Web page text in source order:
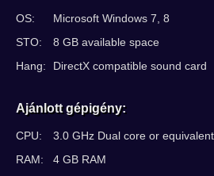
OS:
Microsoft Windows 7, 8
STO:
8 GB available space
Hang:
DirectX compatible sound card
Ajánlott gépigény:
CPU:
3.0 GHz Dual core or equivalent
RAM:
4 GB RAM